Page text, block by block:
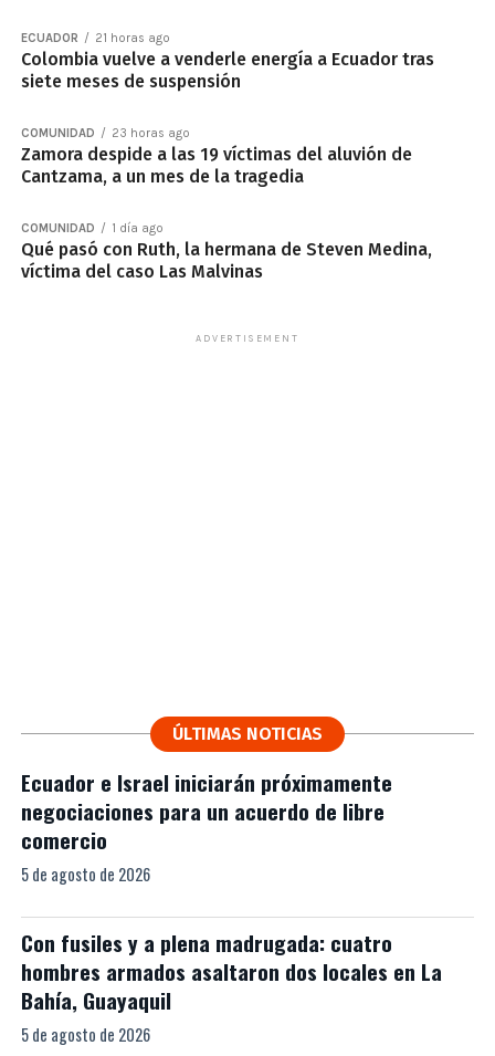
ECUADOR 21 horas ago
Colombia vuelve a venderle energía a Ecuador tras
siete meses de suspensión
COMUNIDAD 23 horas ago
Zamora despide a las 19 víctimas del aluvión de
Cantzama, a un mes de la tragedia
COMUNIDAD 1 día ago
Qué pasó con Ruth, la hermana de Steven Medina,
víctima del caso Las Malvinas
ADVERTISEMENT
ÚLTIMAS NOTICIAS
Ecuador e Israel iniciarán próximamente
negociaciones para un acuerdo de libre
comercio
5 de agosto de 2026
Con fusiles y a plena madrugada: cuatro
hombres armados asaltaron dos locales en La
Bahía, Guayaquil
5 de agosto de 2026